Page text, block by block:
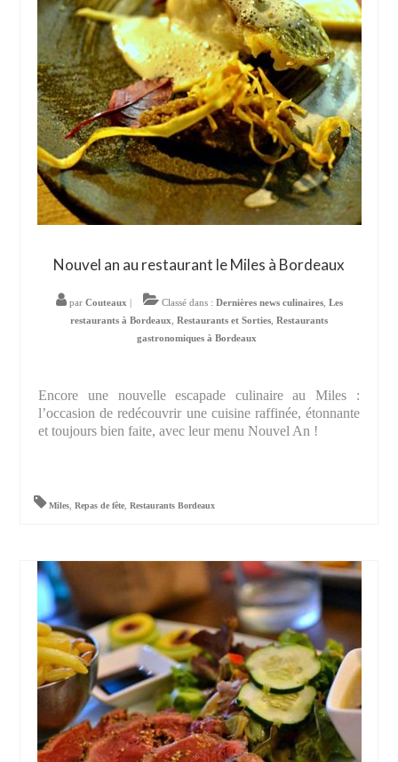
Nouvel an au restaurant le Miles à Bordeaux
par Couteaux Classé dans : Dernières news culinaires, Les
restaurants à Bordeaux Restaurants et Sorties Restaurants
gastronomiques à Bordeaux
Encore une nouvelle escapade culinaire au Miles :
l’occasion de redécouvrir une cuisine raffinée, étonnante
et toujours bien faite, avec leur menu Nouvel An !
Miles,Repas de fête,Restaurants Bordeaux